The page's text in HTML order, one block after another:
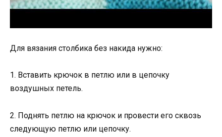
Для вязания столбика без накида нужно:
1. Вставить крючок в петлю или в цепочку
воздушных петель.
2. Поднять петлю на крючок и провести его сквозь
следующую петлю или цепочку.